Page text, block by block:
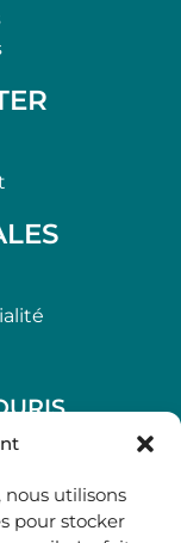
nous utilisons
pour stocker